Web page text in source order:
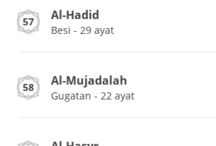
57 Al-Hadid
Besi - 29 ayat
58 Al-Mujadalah
Gugatan - 22 ayat